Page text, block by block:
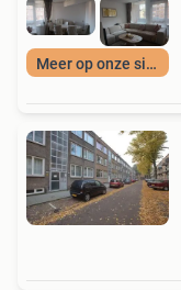
Meer op onze site